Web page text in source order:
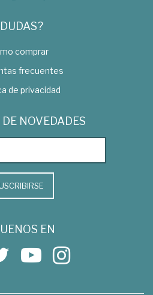
comprar
frecuentes
de privacidad
NOVEDADES
EN